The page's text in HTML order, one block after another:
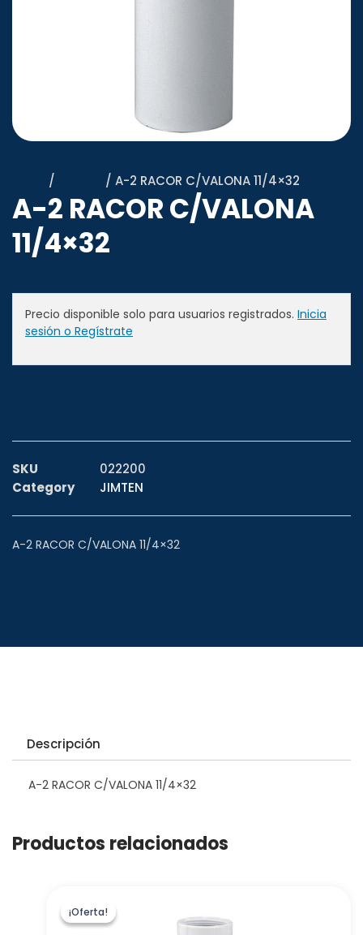
/ / A-2 RACOR C/VALONA 11/4×32
A-2 RACOR C/VALONA
11/4×32
Precio disponible solo para usuarios registrados. Inicia
sesión o Regístrate
SKU
022200
Category
JIMTEN
A-2 RACOR C/VALONA 11/4×32
Descripción
A-2 RACOR C/VALONA 11/4×32
Productos relacionados
¡Oferta!
¡Oferta!